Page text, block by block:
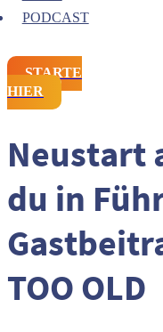
PODCAST
STARTE
HIER
Neustart
du in
TOO OLD